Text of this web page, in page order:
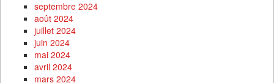
septembre 2024
août 2024
juillet 2024
juin 2024
mai 2024
avril 2024
mars 2024